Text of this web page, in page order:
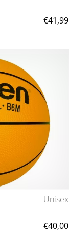
€41,99
Unisex
€40,00